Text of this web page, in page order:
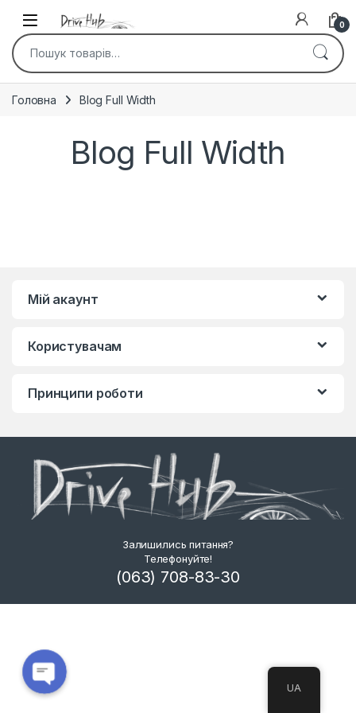
0
Шукати:
Головна Blog Full Width
Blog Full Width
Мій акаунт
Користувачам
Принципи роботи
Залишились питання?
Телефонуйте!
(063) 708-83-30
UA
Open chaty